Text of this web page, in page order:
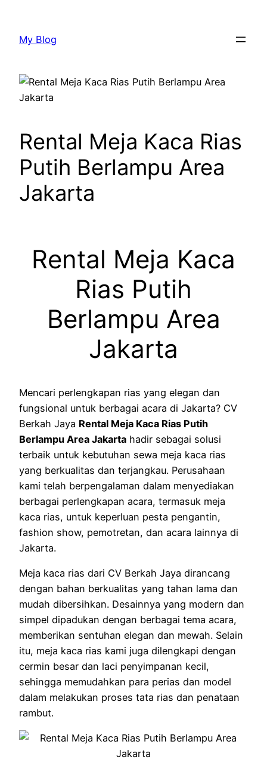
konten
My Blog
Rental Meja Kaca Rias
Putih Berlampu Area
Jakarta
Rental Meja Kaca
Rias Putih
Berlampu Area
Jakarta
Mencari perlengkapan rias yang elegan dan
fungsional untuk berbagai acara di Jakarta? CV
Berkah Jaya Rental Meja Kaca Rias Putih
Berlampu Area Jakarta hadir sebagai solusi
terbaik untuk kebutuhan sewa meja kaca rias
yang berkualitas dan terjangkau. Perusahaan
kami telah berpengalaman dalam menyediakan
berbagai perlengkapan acara, termasuk meja
kaca rias, untuk keperluan pesta pengantin,
fashion show, pemotretan, dan acara lainnya di
Jakarta.
Meja kaca rias dari CV Berkah Jaya dirancang
dengan bahan berkualitas yang tahan lama dan
mudah dibersihkan. Desainnya yang modern dan
simpel dipadukan dengan berbagai tema acara,
memberikan sentuhan elegan dan mewah. Selain
itu, meja kaca rias kami juga dilengkapi dengan
cermin besar dan laci penyimpanan kecil,
sehingga memudahkan para perias dan model
dalam melakukan proses tata rias dan penataan
rambut.